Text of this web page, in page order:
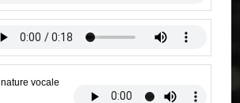
vocale